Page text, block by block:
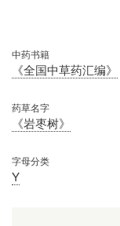
中药书籍
《全国中草药汇编》
药草名字
《岩枣树》
字母分类
Y